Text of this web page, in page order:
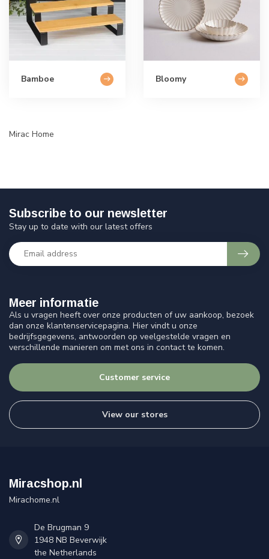
Bamboe Bloomy
Mirac Home
Meer informatie
Als u vragen heeft over onze producten of uw aankoop, bezoek
dan onze klantenservicepagina. Hier vindt u onze
bedrijfsgegevens, antwoorden op veelgestelde vragen en
verschillende manieren om met ons in contact te komen.
Customer service
View our stores
Subscribe to our newsletter
Stay up to date with our latest offers
Miracshop.nl
Mirachome.nl
De Brugman 9
1948 NB Beverwijk
the Netherlands